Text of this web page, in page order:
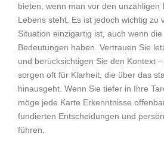
bieten, wenn man vor den unzähligen
Lebens steht. Es ist jedoch wichtig zu
Situation einzigartig ist, auch wenn
Bedeutungen haben. Vertrauen Sie
und berücksichtigen Sie den Kontext
sorgen oft für Klarheit, die über das
hinausgeht. Wenn Sie tiefer in Ihre
möge jede Karte Erkenntnisse
fundierten Entscheidungen und
führen.